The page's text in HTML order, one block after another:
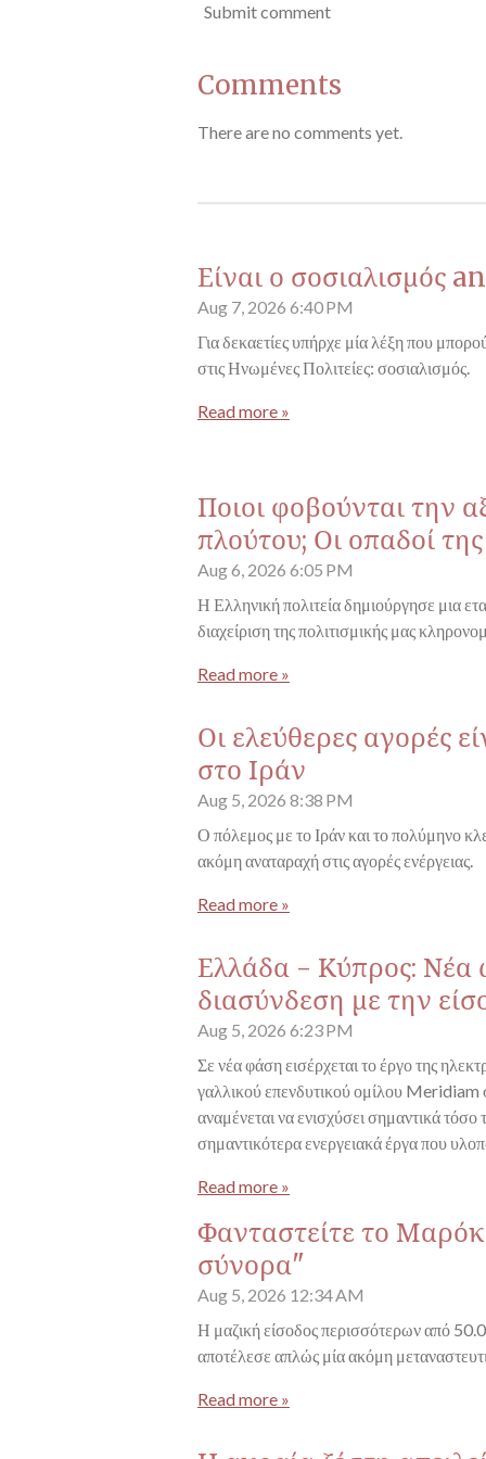
Submit comment
Comments
There are no comments yet.
Είναι ο σοσιαλισμός
Aug 7, 2026 6:40 PM
Για δεκαετίες υπήρχε μία λέξη που
στις Ηνωμένες Πολιτείες: σοσιαλισμός.
Read more »
Ποιοι φοβούνται την
πλούτου; Οι οπαδοί
Aug 6, 2026 6:05 PM
Η Ελληνική πολιτεία δημιούργησε μια
διαχείριση της πολιτισμικής μας
Read more »
Οι ελεύθερες αγορές
στο Ιράν
Aug 5, 2026 8:38 PM
Ο πόλεμος με το Ιράν και το πολύμηνο
ακόμη αναταραχή στις αγορές ενέργειας.
Read more »
Ελλάδα - Κύπρος: Νέα
διασύνδεση με την
Aug 5, 2026 6:23 PM
Σε νέα φάση εισέρχεται το έργο της
γαλλικού επενδυτικού ομίλου
αναμένεται να ενισχύσει σημαντικά
σημαντικότερα ενεργειακά έργα που
Read more »
Φανταστείτε το
σύνορα"
Aug 5, 2026 12:34 AM
Η μαζική είσοδος περισσότερων από
αποτέλεσε απλώς μία ακόμη
Read more »